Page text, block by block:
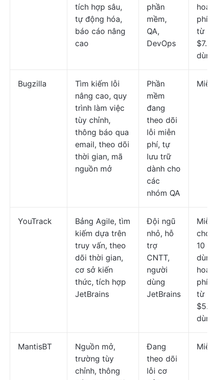
tích hợp sâu,
tự động hóa,
báo cáo nâng
cao
phần
mềm,
QA,
DevOps
phí
từ
Bugzilla
Tìm kiếm lỗi
nâng cao, quy
trình làm việc
tùy chỉnh,
thông báo qua
email, theo dõi
thời gian, mã
nguồn mở
Phần
mềm
đang
theo dõi
lỗi miễn
phí, tự
lưu trữ
dành cho
các
nhóm QA
Miễn
YouTrack
Bảng Agile, tìm
kiếm dựa trên
truy vấn, theo
dõi thời gian,
cơ sở kiến
thức, tích hợp
JetBrains
Đội ngũ
nhỏ, hỗ
trợ
CNTT,
người
dùng
JetBrains
Miễn
cho
10
phí
từ
MantisBT
Nguồn mở,
trường tùy
chỉnh, thông
Đang
theo dõi
lỗi cơ
Miễn